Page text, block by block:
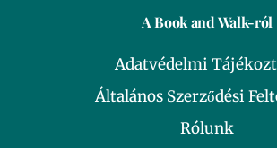
A Book and Walk-ról
Adatvédelmi
Általános Szerződési
Rólunk